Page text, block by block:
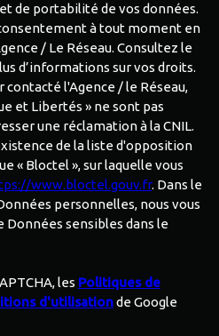
de portabilité de vos données.
à tout moment en
/ Le Réseau. Consultez le
d’informations sur vos droits.
contacté l'Agence / le Réseau,
et Libertés » ne sont pas
une réclamation à la CNIL.
de la liste d'opposition
« Bloctel », sur laquelle vous
www.bloctel.gouv.fr. Dans le
personnelles, nous vous
Données sensibles dans le
les Politiques de
d'utilisationde Google